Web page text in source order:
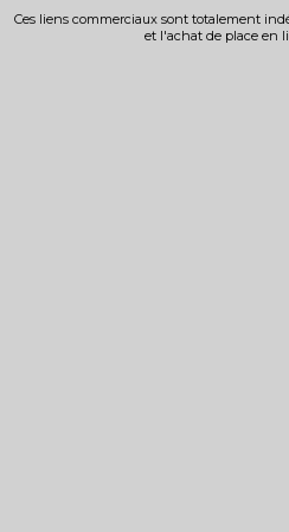
Ces liens commerciaux sont totalement
et l'achat de place en